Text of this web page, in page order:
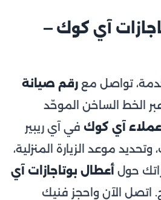
آي كوك —
تواصل مع رقم صيانة
الخط الساخن الموحّد
آي كوك في آي ريبير
موعد الزيارة المنزلية،
حول أعطال بوتاجازات آي
اتصل الآن واحجز فنيك